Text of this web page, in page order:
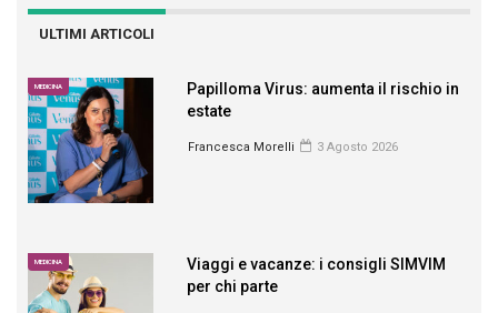
ULTIMI ARTICOLI
MEDICINA
Papilloma Virus: aumenta il rischio in
estate
Francesca Morelli 3 Agosto 2026
MEDICINA
Viaggi e vacanze: i consigli SIMVIM
per chi parte